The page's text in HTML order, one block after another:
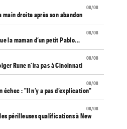
08/08
main droite après son abandon
08/08
la maman d’un petit Pablo...
08/08
Rune n'ira pas à Cincinnati
08/08
échec : "Il n’y a pas d’explication"
08/08
périlleuses qualifications à New